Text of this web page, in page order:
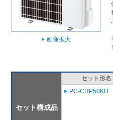
画像拡大
セット構成品
セット形名
PC-CRP50KH